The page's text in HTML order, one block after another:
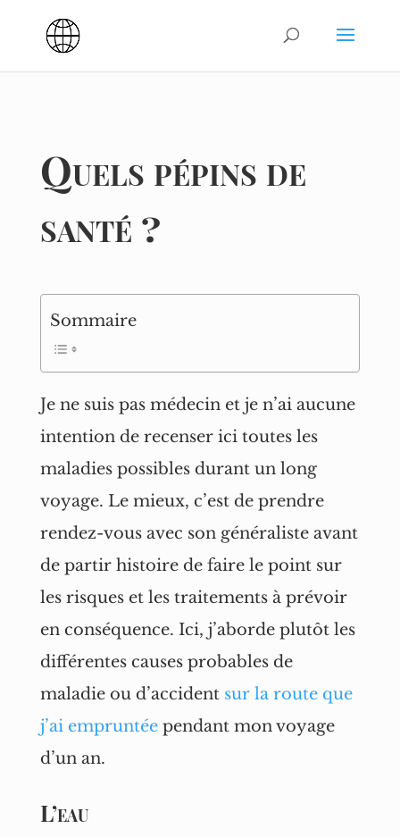
Quels pépins de
santé ?
Sommaire
Je ne suis pas médecin et je n’ai aucune
intention de recenser ici toutes les
maladies possibles durant un long
voyage. Le mieux, c’est de prendre
rendez-vous avec son généraliste avant
de partir histoire de faire le point sur
les risques et les traitements à prévoir
en conséquence. Ici, j’aborde plutôt les
différentes causes probables de
maladie ou d’accident sur la route que
j’ai empruntéependant mon voyage
d’un an.
L’eau